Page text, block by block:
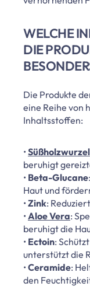
WELCHE
DIE
Die Produkte
eine Reihe von
Inhaltsstoffen:
• Süßholzwurzel
beruhigt
• Beta-Glucane
Haut und
• Zink:
• Aloe Vera:
beruhigt die
• Ectoin:
unterstützt die
• Ceramide:
den